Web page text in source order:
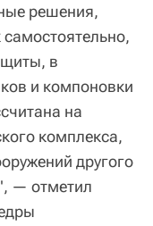
решения,
в
и компоновки
на
комплекса,
другого
— отметил